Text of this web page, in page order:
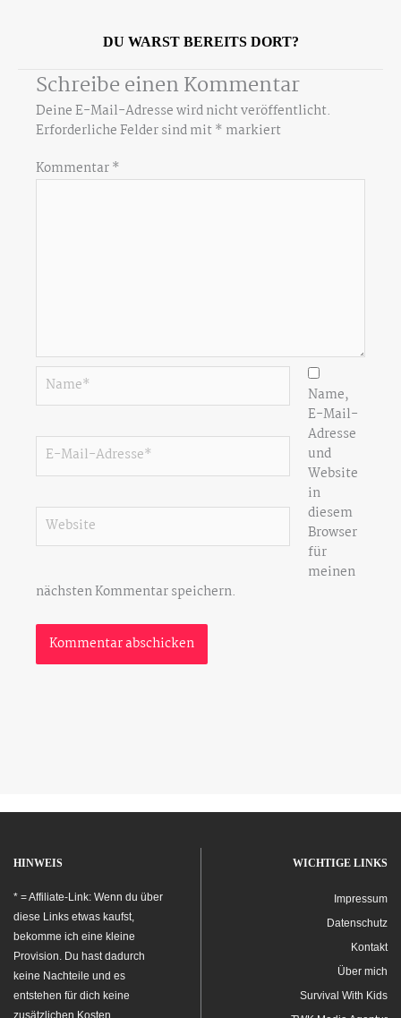
DU WARST BEREITS DORT?
Schreibe einen Kommentar
Deine E-Mail-Adresse wird nicht veröffentlicht.
Erforderliche Felder sind mit* markiert
Kommentar*
Name*
E-
Mail-
Website
Name,
E-Mail-
Adresse
und
Website
in
diesem
Browser
für
meinen
nächsten Kommentar speichern.
HINWEIS
* = Affiliate-Link: Wenn du über
diese Links etwas kaufst,
bekomme ich eine kleine
Provision. Du hast dadurch
keine Nachteile und es
entstehen für dich keine
WICHTIGE LINKS
Impressum
Datenschutz
Kontakt
Über mich
Survival With Kids